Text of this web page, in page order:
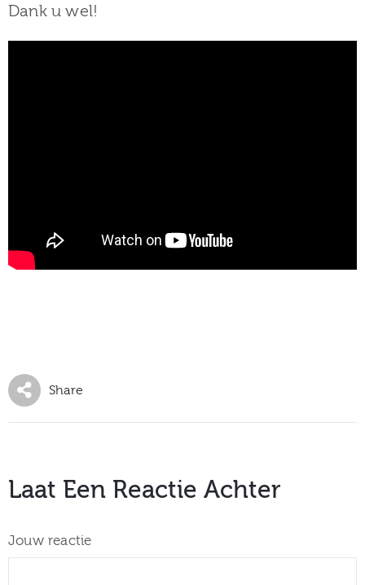
Dank u wel!
Share
Laat Een Reactie Achter
Jouw reactie